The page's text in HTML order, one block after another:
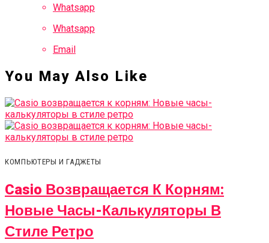
Whatsapp
Whatsapp
Email
You May Also Like
КОМПЬЮТЕРЫ И ГАДЖЕТЫ
Casio Возвращается К Корням:
Новые Часы-Калькуляторы В
Стиле Ретро